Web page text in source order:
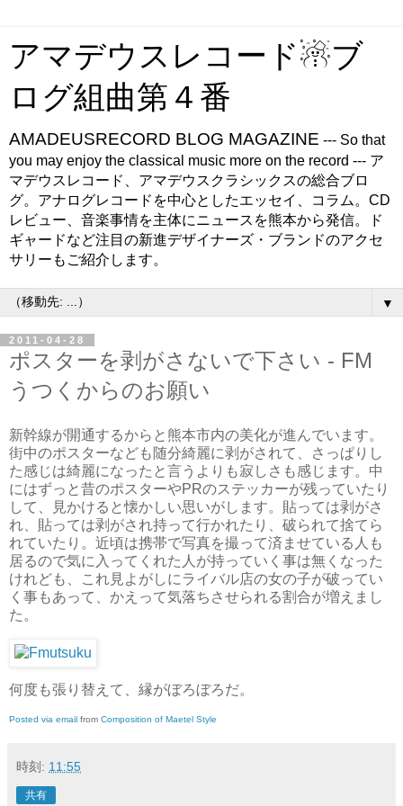
アマデウスレコード☃ブ
ログ組曲第４番
AMADEUSRECORD BLOG MAGAZINE --- So that
you may enjoy the classical music more on the record --- ア
マデウスレコード、アマデウスクラシックスの総合ブロ
グ。アナログレコードを中心としたエッセイ、コラム。CD
レビュー、音楽事情を主体にニュースを熊本から発信。ド
ギャードなど注目の新進デザイナーズ・ブランドのアクセ
サリーもご紹介します。
▼
2011-04-28
ポスターを剥がさないで下さい - FM
うつくからのお願い
新幹線が開通するからと熊本市内の美化が進んでいます。
街中のポスターなども随分綺麗に剥がされて、さっぱりし
た感じは綺麗になったと言うよりも寂しさも感じます。中
にはずっと昔のポスターやPRのステッカーが残っていたり
して、見かけると懐かしい思いがします。貼っては剥がさ
れ、貼っては剥がされ持って行かれたり、破られて捨てら
れていたり。近頃は携帯で写真を撮って済ませている人も
居るので気に入ってくれた人が持っていく事は無くなった
けれども、これ見よがしにライバル店の女の子が破ってい
く事もあって、かえって気落ちさせられる割合が増えまし
た。
何度も張り替えて、縁がぼろぼろだ。
Posted via email from Composition of Maetel Style
時刻: 11:55
共有